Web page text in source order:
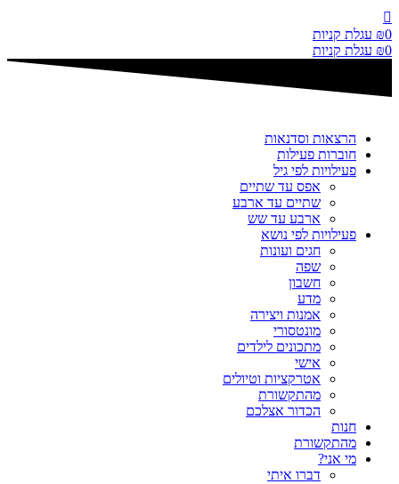
דלג
לתוכן
₪0
עגלת קניות
₪0 עגלת קניות
הרצאות וסדנאות
חוברות פעילות
פעילויות לפי גיל
אפס עד שתיים
שתיים עד ארבע
ארבע עד שש
פעילויות לפי נושא
חגים ועונות
שפה
חשבון
מדע
אמנות ויצירה
מונטסורי
מתכונים לילדים
אישי
אטרקציות וטיולים
מהתקשורת
הכדור אצלכם
חנות
מהתקשורת
מי אני?
דברו איתי